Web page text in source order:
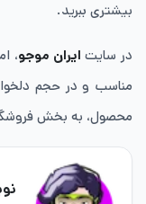
بیشتری ببرید.
در سایت ایران موجو،
مناسب و در حجم
محصول، به بخش